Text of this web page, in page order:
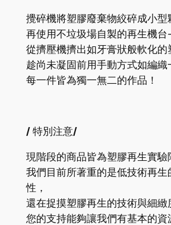
攪碎機將塑膠廢棄物絞碎成小型
再使用不垃圾場自製的再生機台
從擠壓機擠出如牙膏狀般軟化的
趁尚未凝固前用手動方式如編織
每一件皆為獨一無二的作品！
/ 特別注意/
現階段的商品皆為塑膠再生實驗
我們目前所著重的是低技術再生
性，
還在捉摸塑膠再生的技術與細緻
您的支持能夠讓我們有基本的資